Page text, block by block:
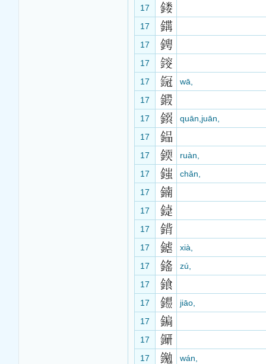
17
17
17
17
17
wā,
17
17
quān,juān,
17
17
ruàn,
17
chǎn,
17
17
17
17
xià,
17
zú,
17
17
jiāo,
17
17
17
wán,